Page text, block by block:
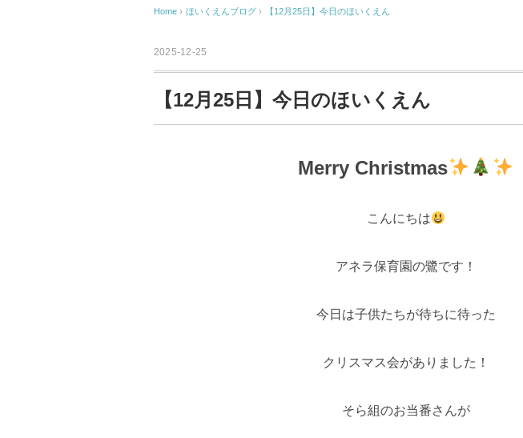
Home › ほいくえんブログ › 【12月25日】今日のほいくえん
2025-12-25
【12月25日】今日のほいくえん
Merry Christmas
こんにちは
アネラ保育園の鷺です！
今日は子供たちが待ちに待った
クリスマス会がありました！
そら組のお当番さんが